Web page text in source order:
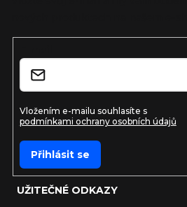
UŽITEČNÉ ODKAZY
Vložením e-mailu souhlasíte s
podmínkami ochrany osobních údajů
Přihlásit se